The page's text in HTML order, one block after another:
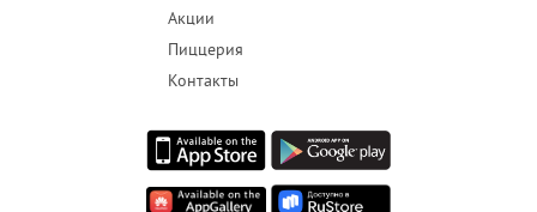
Акции
Пиццерия
Контакты